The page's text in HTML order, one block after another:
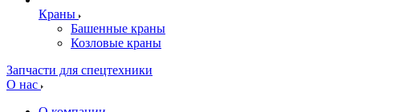
Краны
Башенные краны
Козловые краны
Запчасти для спецтехники
О нас